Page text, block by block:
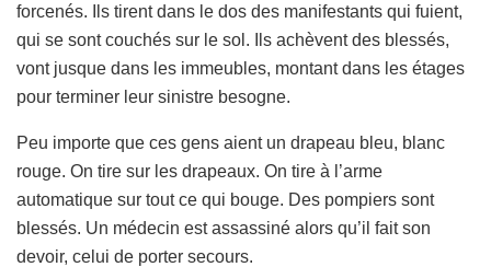
forcenés. Ils tirent dans le dos des manifestants qui fuient,
qui se sont couchés sur le sol. Ils achèvent des blessés,
vont jusque dans les immeubles, montant dans les étages
pour terminer leur sinistre besogne.
Peu importe que ces gens aient un drapeau bleu, blanc
rouge. On tire sur les drapeaux. On tire à l’arme
automatique sur tout ce qui bouge. Des pompiers sont
blessés. Un médecin est assassiné alors qu’il fait son
devoir, celui de porter secours.